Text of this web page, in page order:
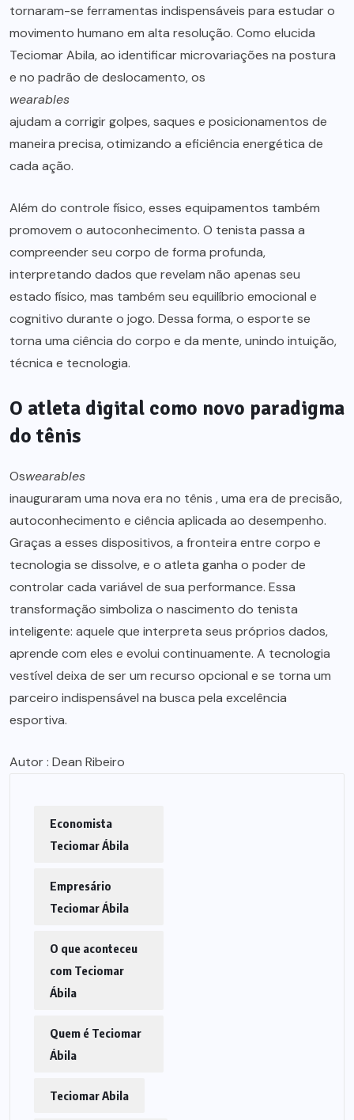
tornaram-se ferramentas indispensáveis para estudar o
movimento humano em alta resolução. Como elucida
Teciomar Abila, ao identificar microvariações na postura
e no padrão de deslocamento, os
wearables
ajudam a corrigir golpes, saques e posicionamentos de
maneira precisa, otimizando a eficiência energética de
cada ação.
Além do controle físico, esses equipamentos também
promovem o autoconhecimento. O tenista passa a
compreender seu corpo de forma profunda,
interpretando dados que revelam não apenas seu
estado físico, mas também seu equilíbrio emocional e
cognitivo durante o jogo. Dessa forma, o esporte se
torna uma ciência do corpo e da mente, unindo intuição,
técnica e tecnologia.
O atleta digital como novo paradigma
do tênis
Oswearables
inauguraram uma nova era no tênis , uma era de precisão,
autoconhecimento e ciência aplicada ao desempenho.
Graças a esses dispositivos, a fronteira entre corpo e
tecnologia se dissolve, e o atleta ganha o poder de
controlar cada variável de sua performance. Essa
transformação simboliza o nascimento do tenista
inteligente: aquele que interpreta seus próprios dados,
aprende com eles e evolui continuamente. A tecnologia
vestível deixa de ser um recurso opcional e se torna um
parceiro indispensável na busca pela excelência
esportiva.
Autor : Dean Ribeiro
Economista
Teciomar Ábila
Empresário
Teciomar Ábila
O que aconteceu
com Teciomar
Ábila
Quem é Teciomar
Ábila
Teciomar Abila